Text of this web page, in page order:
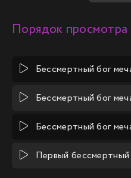
жизни.
Порядок просмотра
Бессмертный бог
Бессмертный бог
Бессмертный бог
Первый бессмертный